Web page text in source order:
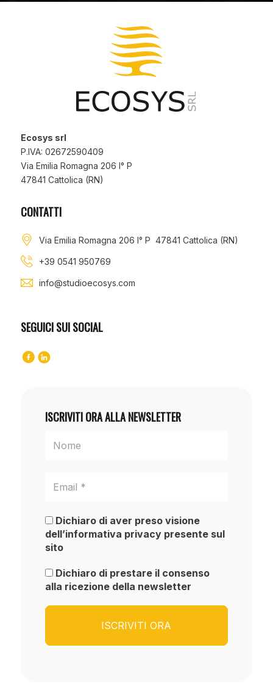
Ecosys srl
P.IVA: 02672590409
Via Emilia Romagna 206 I° P
47841 Cattolica (RN)
CONTATTI
Via Emilia Romagna 206 I° P 47841 Cattolica (RN)
+39 0541 950769
info@studioecosys.com
SEGUICI SUI SOCIAL
ISCRIVITI ORA ALLA NEWSLETTER
Dichiaro di aver preso visione
dell’informativa privacy presente sul
sito
Dichiaro di prestare il consenso
alla ricezione della newsletter